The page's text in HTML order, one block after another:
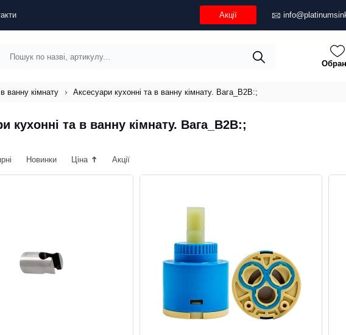
Акції
ванну кімнату Аксесуари кухонні та в ванну кімнату. Вага_B2B:;
кухонні та в ванну кімнату. Вага_B2B:;
Новинки Ціна Акції